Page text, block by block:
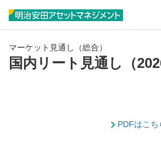
マーケット見通し（総合）
国内リート見通し（
PDFはこち